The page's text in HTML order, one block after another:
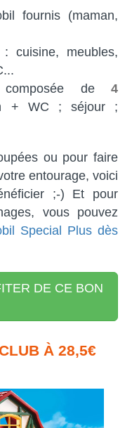
fournis (maman,
: cuisine, meubles,
composée de 4
+ WC ; séjour ;
ou pour faire
entourage, voici
;-) Et pour
vous pouvez
Special Plus dès
DE CE BON
À 28,5€